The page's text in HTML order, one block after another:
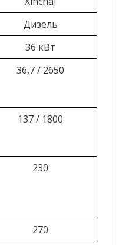
Дизель
36 кВт
36,7 / 2650
137 / 1800
230
270